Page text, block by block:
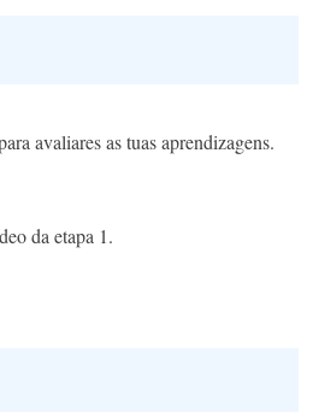
avaliares as tuas aprendizagens.
da etapa 1.